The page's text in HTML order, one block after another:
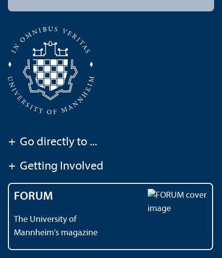
+ Go directly to ...
+ Getting Involved
FORUM
The University of
Mannheim's magazine